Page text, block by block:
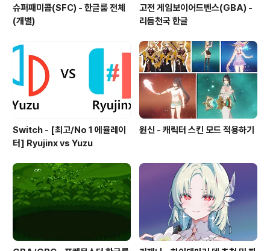
슈퍼패미콤(SFC) - 한글룸 전체
(개별)
고전 게임보이어드벤스(GBA) -
리듬천국 한글
Switch - [최고/No 1 에뮬레이
터] Ryujinx vs Yuzu
원신 - 캐릭터 스킨 모드 적용하기